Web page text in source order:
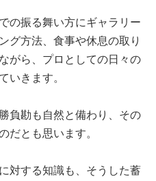
の振る舞い方にギャラリー
グ方法、食事や休息の取り
がら、プロとしての日々の
いきます。
負勘も自然と備わり、その
だとも思います。
対する知識も、そうした蓄